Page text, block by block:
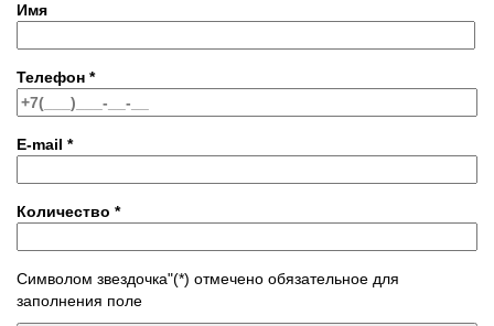
Имя
Телефон *
E-mail *
Количество *
Символом звездочка"(*) отмечено обязательное для
заполнения поле